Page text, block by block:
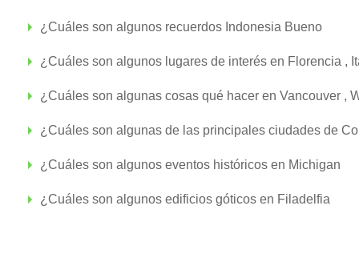
¿Cuáles son algunos recuerdos Indonesia Bueno
¿Cuáles son algunos lugares de interés en Florencia ,
¿Cuáles son algunas cosas qué hacer en Vancouver ,
¿Cuáles son algunas de las principales ciudades de
¿Cuáles son algunos eventos históricos en Michigan
¿Cuáles son algunos edificios góticos en Filadelfia